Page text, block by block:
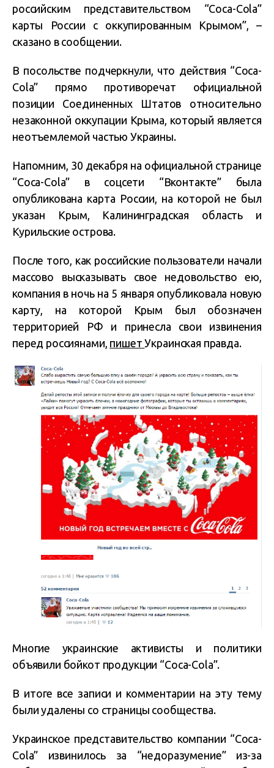
российским представительством “Coca-Cola”
карты России с оккупированным Крымом”, –
сказано в сообщении.
В посольстве подчеркнули, что действия “Coca-
Cola” прямо противоречат официальной
позиции Соединенных Штатов относительно
незаконной оккупации Крыма, который является
неотъемлемой частью Украины.
Напомним, 30 декабря на официальной странице
“Coca-Cola” в соцсети “Вконтакте” была
опубликована карта России, на которой не был
указан Крым, Калининградская область и
Курильские острова.
После того, как российские пользователи начали
массово высказывать свое недовольство ею,
компания в ночь на 5 января опубликовала новую
карту, на которой Крым был обозначен
территорией РФ и принесла свои извинения
перед россиянами, пишетУкраинская правда.
Многие украинские активисты и политики
объявили бойкот продукции “Coca-Cola”.
В итоге все записи и комментарии на эту тему
были удалены со страницы сообщества.
Украинское представительство компании “Coca-
Cola” извинилось за “недоразумение” из-за